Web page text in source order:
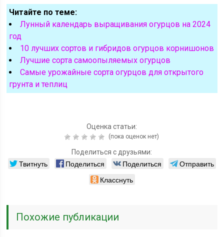
Читайте по теме:
Лунный календарь выращивания огурцов на 2024
год
10 лучших сортов и гибридов огурцов корнишонов
Лучшие сорта самоопыляемых огурцов
Самые урожайные сорта огурцов для открытого
грунта и теплиц
Оценка статьи:
(пока оценок нет)
Поделиться с друзьями:
Твитнуть Поделиться Поделиться
Отправить
Класснуть
Похожие публикации